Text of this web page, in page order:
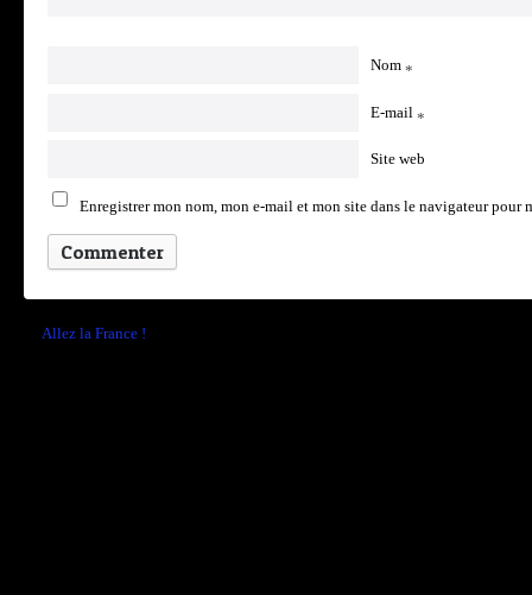
Nom *
E-mail *
Site web
Enregistrer mon nom, mon e-mail et mon site dans le navigateur pour
Allez la France !